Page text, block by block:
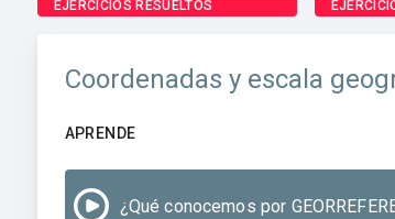
EJERCICIOS RESUELTOS
Coordenadas y escala
APRENDE
¿Qué conocemos por